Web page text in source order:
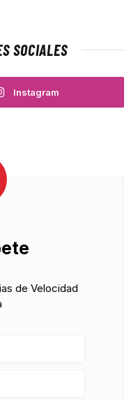
SOCIALES
Instagram
de Velocidad